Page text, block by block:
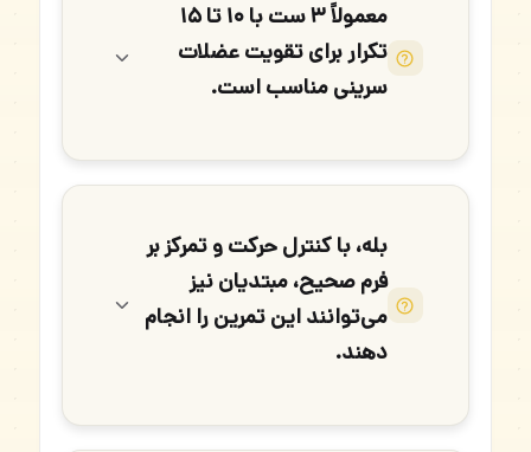
معمولاً ۳ ست با ۱۰ تا ۱۵
تکرار برای تقویت عضلات
سرینی مناسب است.
بله، با کنترل حرکت و تمرکز بر
فرم صحیح، مبتدیان نیز
می‌توانند این تمرین را انجام
دهند.